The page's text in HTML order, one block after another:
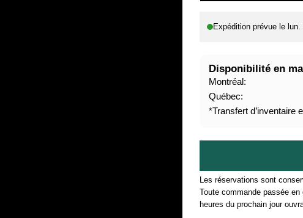
X
Expédition prévue le
Disponibilité en
Montréal:
Québec:
*Transfert d’inventaire
Les réservations sont
Toute commande passée en
heures du prochain jour